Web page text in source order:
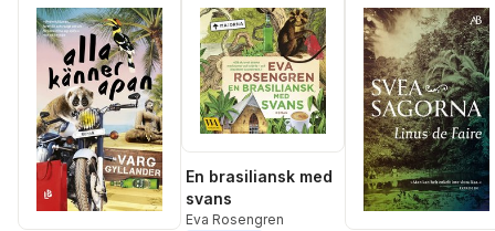
En brasiliansk med
svans
Eva Rosengren